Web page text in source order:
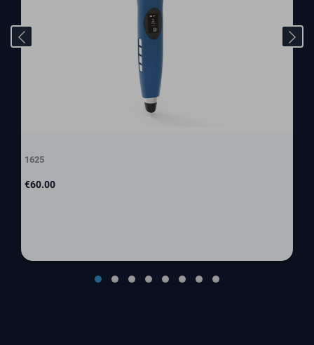
1625
Price
€60.00